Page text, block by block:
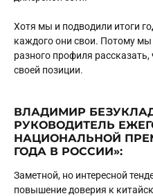
Хотя мы и подводили итоги
каждого они свои. Потому мы
разного профиля
своей позиции.
ВЛАДИМИР
РУКОВОДИТЕЛЬ
НАЦИОНАЛЬНОЙ
ГОДА В РОССИИ»:
Заметной, но интересной
повышение доверия к